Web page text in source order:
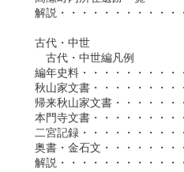
解説・・・・・・・・・・・
古代・中世
古代・中世編凡例
編年史料・・・・・・・・・
秋山家文書・・・・・・・・
帰来秋山家文書・・・・・・
本門寺文書・・・・・・・・
二宮記録・・・・・・・・・
奥書・金石文・・・・・・・
解説・・・・・・・・・・・